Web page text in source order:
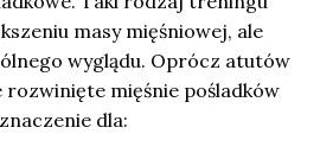
masy mięśniowej, ale
wyglądu. Oprócz atutów
mięśnie pośladków
dla: